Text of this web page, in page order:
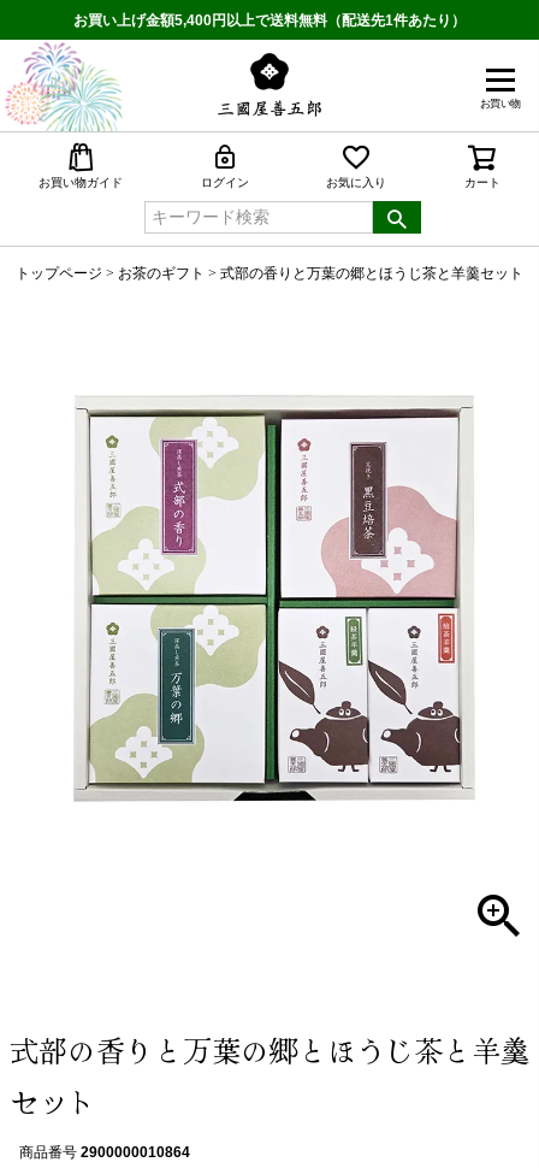
お買い上げ金額5,400円以上で送料無料（配送先1件あたり）
お買い物
お買い物ガイド ログイン お気に入り カート
トップページ お茶のギフト 式部の香りと万葉の郷とほうじ茶と羊羹セット
式部の香りと万葉の郷とほうじ茶と羊羹
セット
商品番号 2900000010864